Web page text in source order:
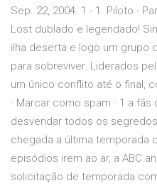
Sep. 22, 2004. 1 - 1. Piloto -
Lost dublado e legendado!
ilha deserta e logo um grupo
para sobreviver. Liderados
um único conflito até o final,
· Marcar como spam · 1 a
desvendar todos os
chegada a última temporada
episódios irem ao ar, a ABC
solicitação de temporada